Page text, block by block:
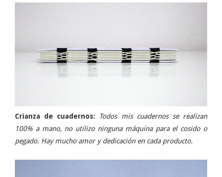
Crianza de cuadernos: Todos mis cuadernos se realizan
100% a mano, no utilizo ninguna máquina para el cosido o
pegado. Hay mucho amor y dedicación en cada producto.